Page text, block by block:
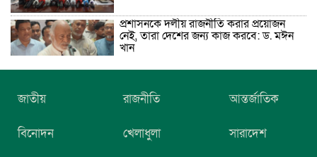
প্রশাসনকে দলীয় রাজনীতি করার প্রয়োজন
নেই, তারা দেশের জন্য কাজ করবে: ড. মঈন
খান
নিখোঁজের তিনদিন পর মাইক্রোবাস চালকের
মরদেহ উদ্ধার
জাতীয় রাজনীতি আন্তর্জাতিক
বিনোদন খেলাধুলা সারাদেশ